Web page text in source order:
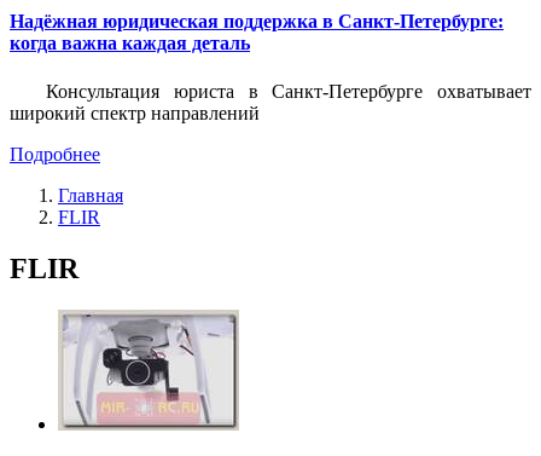
Надёжная юридическая поддержка в Санкт-Петербурге:
когда важна каждая деталь
Консультация юриста в Санкт-Петербурге охватывает
широкий спектр направлений
Подробнее
Главная
FLIR
FLIR